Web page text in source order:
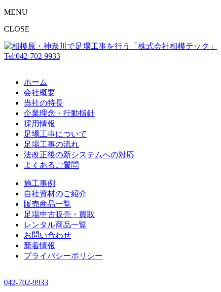
MENU
CLOSE
Tel:042-702-9933
ホーム
会社概要
当社の特長
企業理念・行動指針
採用情報
足場工事について
足場工事の流れ
法改正後の新システムへの対応
よくあるご質問
施工事例
自社資材のご紹介
販売商品一覧
足場中古販売・買取
レンタル商品一覧
お問い合わせ
新着情報
プライバシーポリシー
042-702-9933